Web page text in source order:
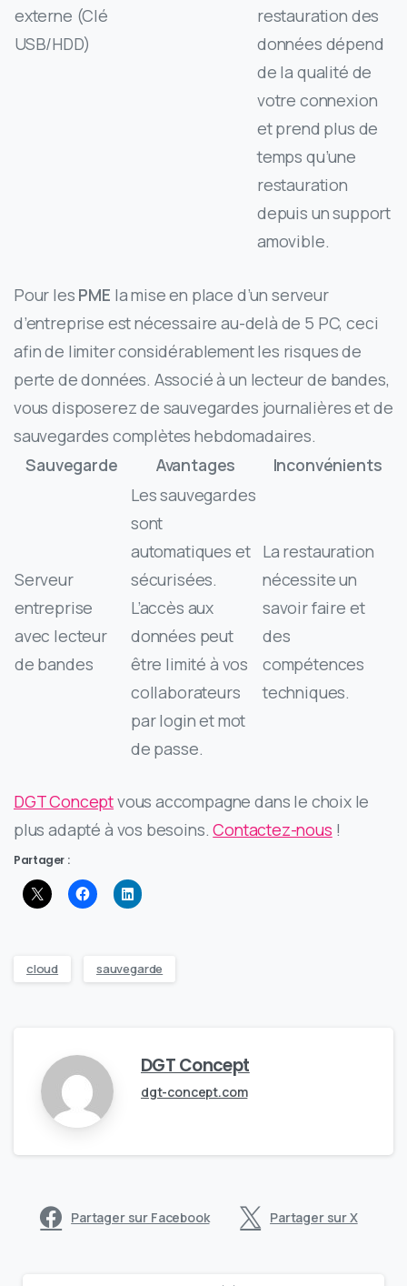
externe (Clé
USB/HDD)
restauration des
données dépend
de la qualité de
votre connexion
et prend plus de
temps qu’une
restauration
depuis un support
amovible.
Pour les PME la mise en place d’un serveur
d’entreprise est nécessaire au-delà de 5 PC, ceci
afin de limiter considérablement les risques de
perte de données. Associé à un lecteur de bandes,
vous disposerez de sauvegardes journalières et de
sauvegardes complètes hebdomadaires.
Sauvegarde
Avantages Inconvénients
Serveur
entreprise
avec lecteur
de bandes
Les sauvegardes
sont
automatiques et
sécurisées.
L’accès aux
données peut
être limité à vos
collaborateurs
par login et mot
de passe.
La restauration
nécessite un
savoir faire et
des
compétences
techniques.
DGT Conceptvous accompagne dans le choix le
plus adapté à vos besoins.Contactez-nous !
Partager :
cloud sauvegarde
DGT Concept
dgt-concept.com
Partager sur Facebook Partager sur X